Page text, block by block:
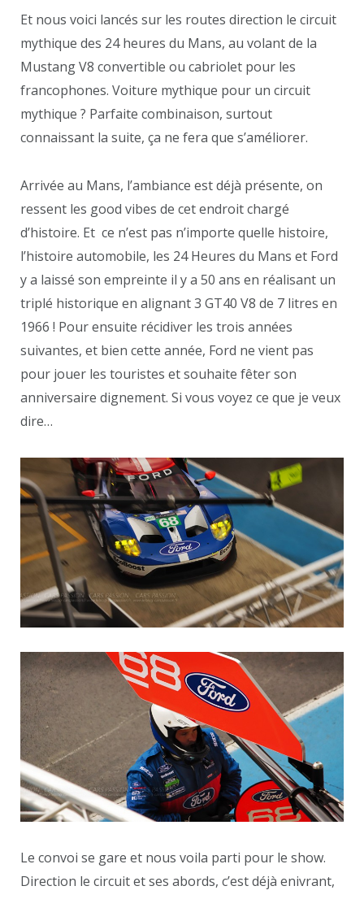
Et nous voici lancés sur les routes direction le circuit
mythique des 24 heures du Mans, au volant de la
Mustang V8 convertible ou cabriolet pour les
francophones. Voiture mythique pour un circuit
mythique ? Parfaite combinaison, surtout
connaissant la suite, ça ne fera que s’améliorer.
Arrivée au Mans, l’ambiance est déjà présente, on
ressent les good vibes de cet endroit chargé
d’histoire. Et ce n’est pas n’importe quelle histoire,
l’histoire automobile, les 24 Heures du Mans et Ford
y a laissé son empreinte il y a 50 ans en réalisant un
triplé historique en alignant 3 GT40 V8 de 7 litres en
1966 ! Pour ensuite récidiver les trois années
suivantes, et bien cette année, Ford ne vient pas
pour jouer les touristes et souhaite fêter son
anniversaire dignement. Si vous voyez ce que je veux
dire…
Le convoi se gare et nous voila parti pour le show.
Direction le circuit et ses abords, c’est déjà enivrant,